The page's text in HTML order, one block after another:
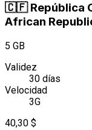
🇨🇫 República
African
5 GB
Validez
30 días
Velocidad
3G
40,30 $